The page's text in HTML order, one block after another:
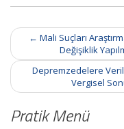
Post
navigation
← Mali Suçları
Değişiklik
Depremzedelere
Vergisel
Pratik Menü